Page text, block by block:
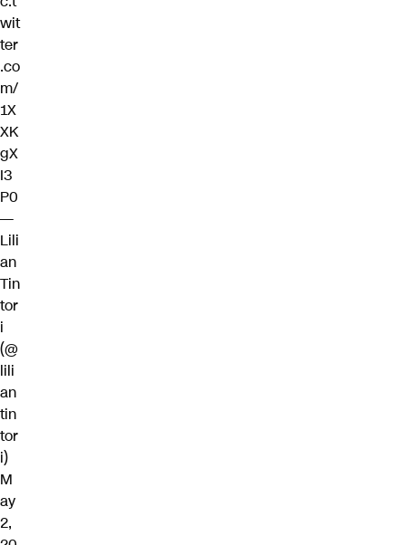
wit
ter
.co
m/
1X
XK
gX
I3
P0
—
Lili
an
Tin
tor
i
(@
lili
an
tin
tor
i)
M
ay
2,